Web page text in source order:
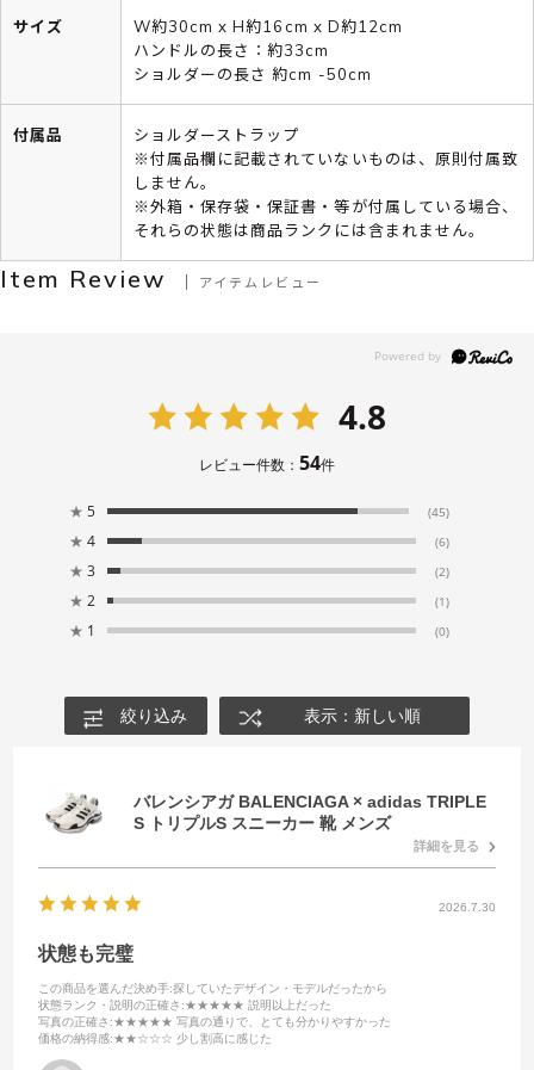
サイズ
W約30cm x H約16cm x D約12cm
ハンドルの長さ：約33cm
ショルダーの長さ 約cm -50cm
付属品
ショルダーストラップ
※付属品欄に記載されていないものは、原則付属致
しません。
※外箱・保存袋・保証書・等が付属している場合、
それらの状態は商品ランクには含まれません。
Item Review アイテムレビュー
4.8
レビュー件数： 54件
★ 5 (45)
★ 4 (6)
★ 3 (2)
★ 2 (1)
★ 1 (0)
絞り込み 表示：新しい順
バレンシアガ BALENCIAGA × adidas TRIPLE
S トリプルS スニーカー 靴 メンズ
詳細を見る
2026.7.30
状態も完璧
この商品を選んだ決め手:探していたデザイン・モデルだったから
状態ランク・説明の正確さ :★★★★★ 説明以上だった
写真の正確さ :★★★★★ 写真の通りで、とても分かりやすかった
価格の納得感:★★☆☆☆ 少し割高に感じた